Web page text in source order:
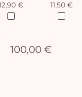
100,00 €
€ 11,50 €